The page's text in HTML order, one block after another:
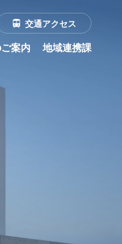
交通アクセス
案内 地域連携課